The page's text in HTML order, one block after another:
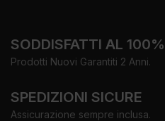
SODDISFATTI AL 100%
Prodotti Nuovi Garantiti 2 Anni.
SPEDIZIONI SICURE
Assicurazione sempre inclusa.